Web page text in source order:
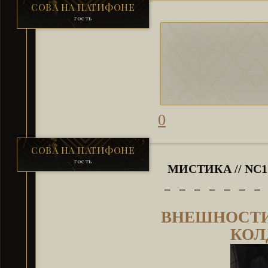
СОВА НА ПАТИФОНЕ
гость
0
СОВА НА ПАТИФОНЕ
гость
МИСТИКА //